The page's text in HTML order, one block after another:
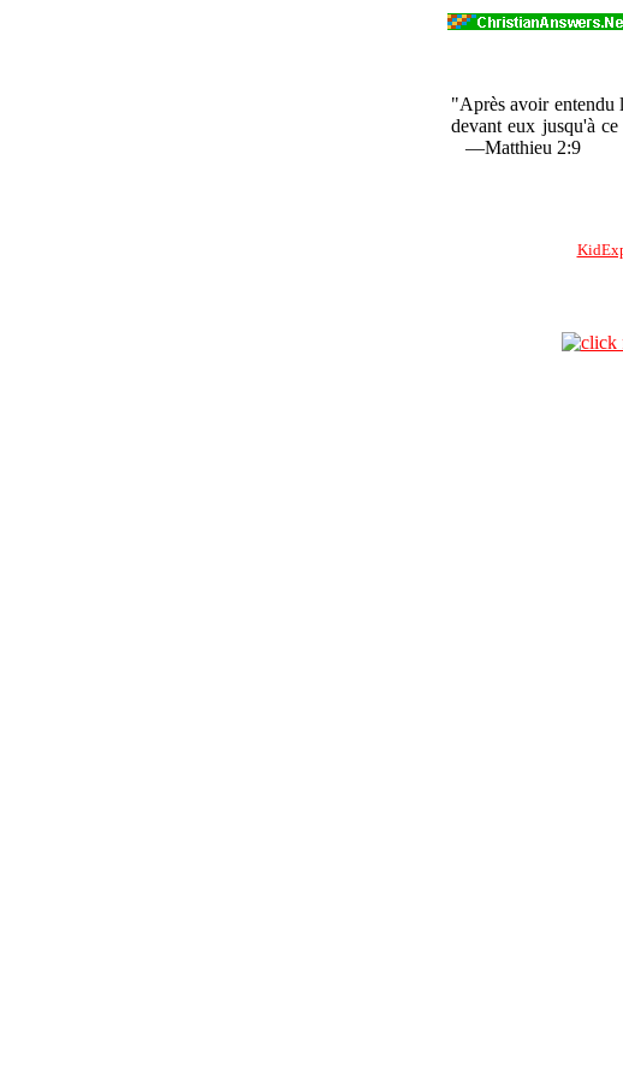
"Après avoir entendu
devant eux jusqu'à
—Matthieu 2:9